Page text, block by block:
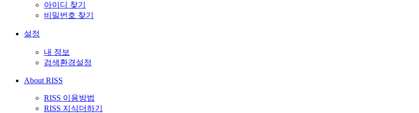
아이디 찾기
비밀번호 찾기
설정
내 정보
검색환경설정
About RISS
RISS 이용방법
RISS 지식더하기